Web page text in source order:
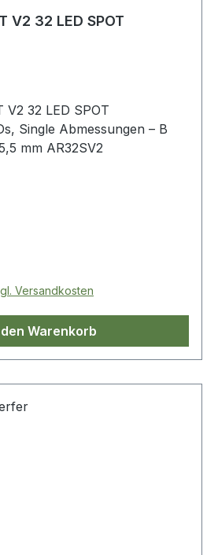
V2 32 LED SPOT
V2 32 LED SPOT
Single Abmessungen – B
mm AR32SV2
Versandkosten
Warenkorb